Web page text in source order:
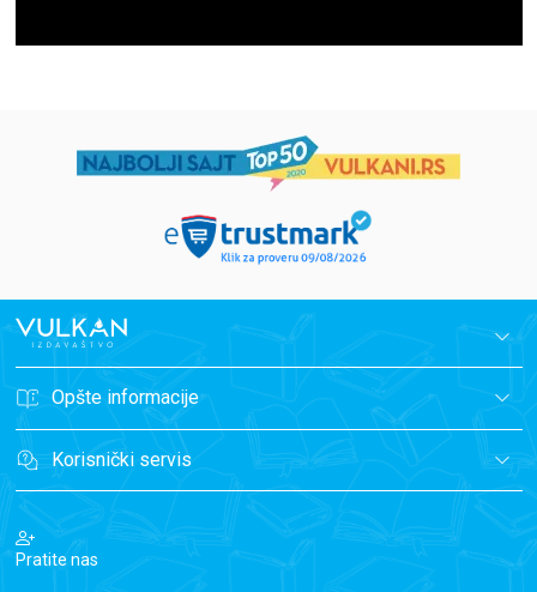
Opšte informacije
Korisnički servis
Pratite nas